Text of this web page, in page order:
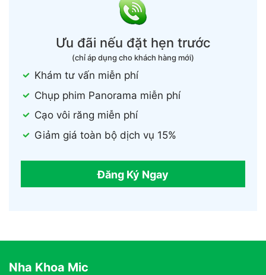
Ưu đãi nếu đặt hẹn trước
(chỉ áp dụng cho khách hàng mới)
Khám tư vấn miễn phí
Chụp phim Panorama miễn phí
Cạo vôi răng miễn phí
Giảm giá toàn bộ dịch vụ 15%
Đăng Ký Ngay
Nha Khoa Mic